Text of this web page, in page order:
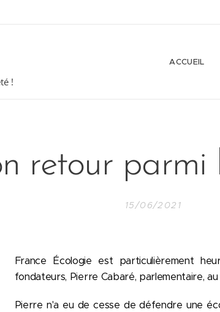
!
ACCUEIL
retour parmi
15/06/2021
France Écologie est particulièrement
fondateurs, Pierre Cabaré, parlementaire, au
Pierre n'a eu de cesse de défendre une